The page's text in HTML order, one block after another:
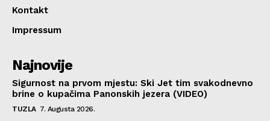
Kontakt
Impressum
Najnovije
Sigurnost na prvom mjestu: Ski Jet tim svakodnevno
brine o kupačima Panonskih jezera (VIDEO)
TUZLA 7. Augusta 2026.